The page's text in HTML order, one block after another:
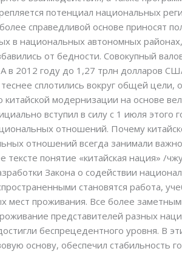
потенциал национальных
справедливой основе приносят
в национальных автономных
от бедности. Совокупный
в 2012 году до 1,27 трлн долларов
сплотились вокруг общей
модернизации на основе
вступил в силу с 1 июля
отношений. Почему
отношений всегда занимали
тексте понятие «китайская нация» /
Закона о содействии
становятся работа,
мест проживания. Все более
представителей разных
беспрецедентного уровня. В
основу, обеспечил стабильность